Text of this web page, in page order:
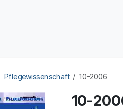
Pflegewissenschaft 10-2006
10-